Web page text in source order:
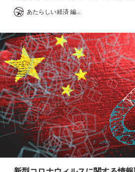
あたらしい経済 編集部